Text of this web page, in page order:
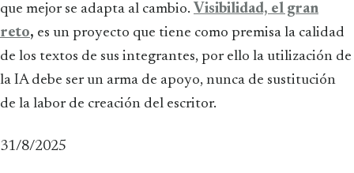
que mejor se adapta al cambio. Visibilidad, el gran
reto, es un proyecto que tiene como premisa la calidad
de los textos de sus integrantes, por ello la utilización de
la IA debe ser un arma de apoyo, nunca de sustitución
de la labor de creación del escritor.
31/8/2025